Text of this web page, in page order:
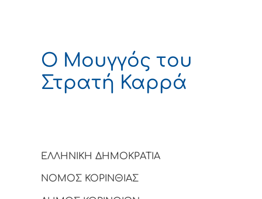
Ο Μουγγός του
Στρατή Καρρά
ΕΛΛΗΝΙΚΗ ΔΗΜΟΚΡΑΤΙΑ
ΝΟΜΟΣ ΚΟΡΙΝΘΙΑΣ